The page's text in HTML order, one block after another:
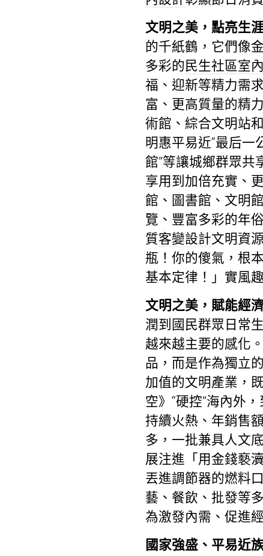
文明之美，點亮生
的千紙鶴，它們像
多彩的 民生社區室
福、迎新等精力需
富、更高質量的精
術館、綜合文明站
明惠平易近“最后一
館”等讓城鄉群眾
享用到加倍充實、
館、圖書館、文明
覽、豐富多彩的年
質客變設計文明資
瓶！你的傻氣，根
基本定律！」實風
文明之美，賦能經
潤到國民群眾日常
越來越主要的感化
品，而是作為獨立
加值的文明產業，
空》“硬控”海內外
持續火熱、年銷售
多，一批兼具人文
展注進「用金錢褻
丟進調節器的燃料
藝、餐飲、批發等
為激發內需、促進
國家強盛、平易近